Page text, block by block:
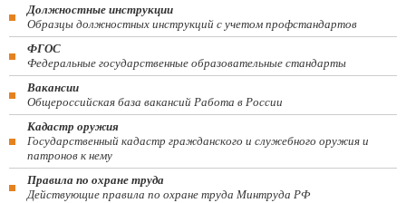
Должностные инструкции
Образцы должностных инструкций с учетом профстандартов
ФГОС
Федеральные государственные образовательные стандарты
Вакансии
Общероссийская база вакансий Работа в России
Кадастр оружия
Государственный кадастр гражданского и служебного оружия и
патронов к нему
Правила по охране труда
Действующие правила по охране труда Минтруда РФ